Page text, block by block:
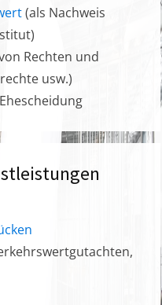
(als Nachweis
Rechten und
usw.)